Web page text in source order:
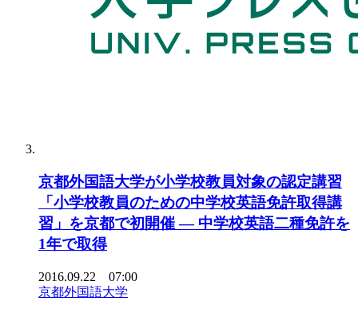
京都外国語大学が小学校教員対象の認定講習
「小学校教員のための中学校英語免許取得講
習」を京都で初開催 — 中学校英語二種免許を
1年で取得
2016.09.22 07:00
京都外国語大学